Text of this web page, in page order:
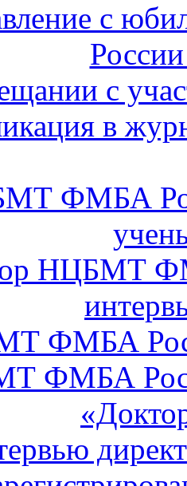
с
с
в
ФМБА
НЦБМТ
ФМБА
ФМБА